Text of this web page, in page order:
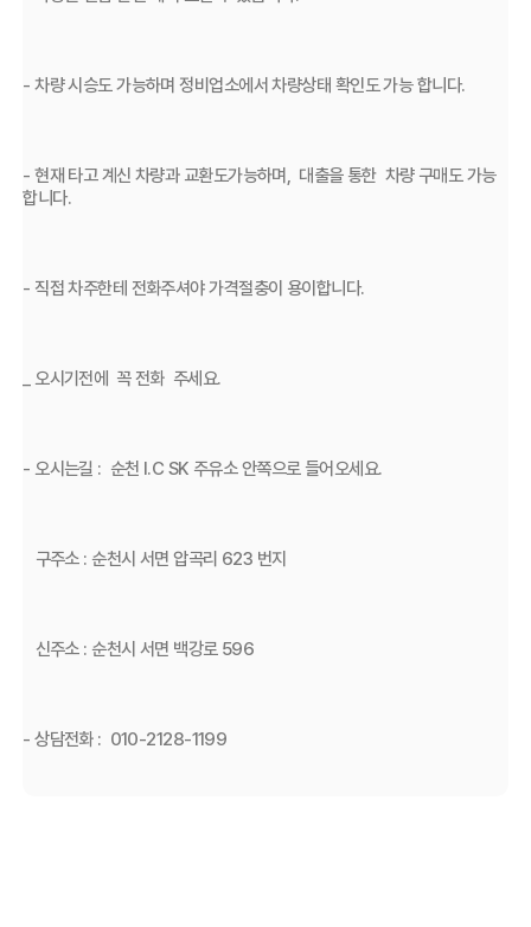
- 차량 시승도 가능하며 정비업소에서 차량상태 확인도 가능 합니다.
- 현재 타고 계신 차량과 교환도가능하며,  대출을 통한  차량 구매도 가능
합니다.
- 직접 차주한테 전화주셔야 가격절충이 용이합니다.
_ 오시기전에  꼭 전화  주세요.
- 오시는길 :  순천 I.C SK 주유소 안쪽으로 들어오세요.
   구주소 : 순천시 서면 압곡리 623 번지
   신주소 : 순천시 서면 백강로 596
- 상담전화 :  010-2128-1199